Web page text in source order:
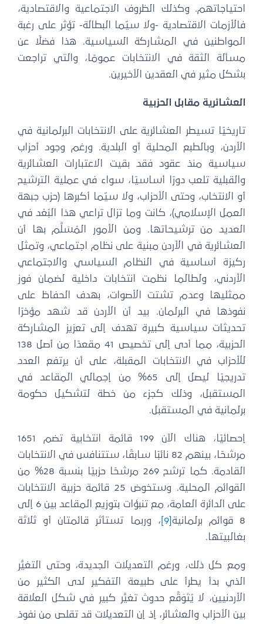
احتياجاتهم. وكذلك الظروف الاجتماعية والاقتصادية،
فالأزمات الاقتصادية -ولا سيّما البطالة- تؤثر على رغبة
المواطنين في المشاركة السياسية. هذا فضلًا عن
مسألة الثقة في الانتخابات عمومًا، والتي تراجعت
بشكل مثير في العقدين الأخيرين.
العشائرية مقابل الحزبية
تاريخيًا تسيطر العشائرية على الانتخابات البرلمانية في
الأردن، وبالطبع المحلية أو البلدية. ورغم وجود أحزاب
سياسية منذ عقود فقد بقيت الاعتبارات العشائرية
والقبلية تلعب دورًا أساسيًا، سواء في عملية الترشيح
أو الانتخاب، وحتى الأحزاب، ولا سيّما أكبرها (حزب جبهة
العمل الإسلامي)، كانت وما تزال تراعي هذا البُعْد في
العديد من ترشيحاتها. ومن الأمور المُسَلَّم بها أن
العشائرية في الأردن مبنية على نظام اجتماعي، وتمثل
ركيزة أساسية في النظام السياسي والاجتماعي
الأردني، ولطالما نظمت انتخابات داخلية لضمان فوز
ممثليها وعدم تشتت الأصوات، بهدف الحفاظ على
نفوذها في البرلمان. بيد أن الأردن قد شهد مؤخرًا
تحديثات سياسية كبيرة تهدف إلى تعزيز المشاركة
الحزبية، مما أدى إلى تخصيص 41 مقعدًا من أصل 138
للأحزاب في الانتخابات المقبلة، على أن يرتفع العدد
تدريجيًا ليصل إلى 65% من إجمالي المقاعد في
المستقبل، وذلك كجزء من خطة لتشكيل حكومة
برلمانية في المستقبل.
إحصائيًا، هناك الآن 199 قائمة انتخابية تضم 1651
مرشحًا، بينهم 82 نائبًا سابقًا، ستتنافس في الانتخابات
القادمة. كما ترشح 269 مرشحًا حزبيًا بنسبة 28% من
القوائم المحلية. وستخوض 25 قائمة حزبية الانتخابات
على الدائرة العامة، مع تنبؤات بتوزيع المقاعد بين 6 إلى
8 قوائم برلمانية
[9]
، وربما تستأثر قائمتان أو ثلاثة
بغالبيتها.
ومع كل ذلك، ورغم التعديلات الجديدة، وحتى التغيُّر
الذي بدأ يطرأ على طبيعة التفكير لدى الكثير من
الأردنيين، لا يُتَوَقَّع حدوث تغيُّر كبير في شكل العلاقة
بين الأحزاب والعشائر، إذ إن التعديلات قد تقلص من نفوذ